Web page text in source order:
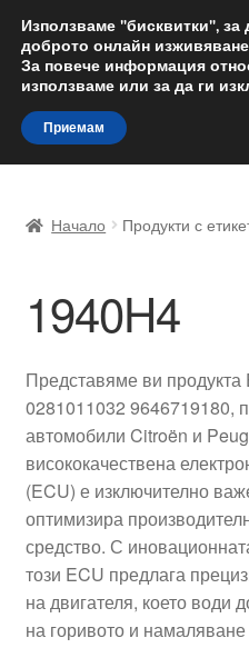
Доставка
Skip
to
navigation
Skip
to
content
Доставка по целия свят
Жалби
Количка
Контакт
Моята сметка
Плащанията
Начало Продукти с
1940H4
Представяме ви
0281011032 9646719180,
автомобили Citroën и
висококачествена
(ECU) е изключително
оптимизира
средство. С
този ECU предлага
на двигателя, което води
на горивото и
Използваме "бисквитки",
доброто онлайн
За повече информация
използваме или за да ги
Приемам